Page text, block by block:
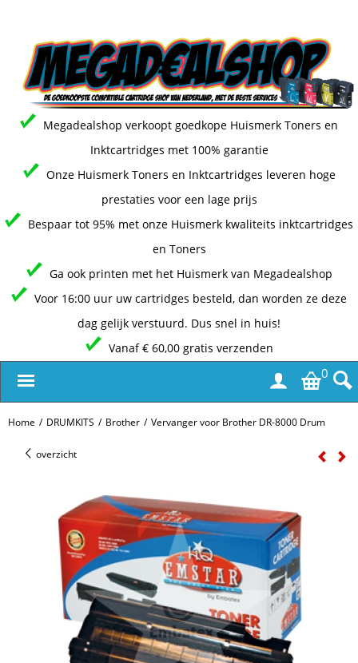
Megadealshop verkoopt goedkope Huismerk Toners en
Inktcartridges met 100% garantie
Onze Huismerk Toners en Inktcartridges leveren hoge
prestaties voor een lage prijs
Bespaar tot 95% met onze Huismerk kwaliteits inktcartridges
en Toners
Ga ook printen met het Huismerk van Megadealshop
Voor 16:00 uur uw cartridges besteld, dan worden ze deze
dag gelijk verstuurd. Dus snel in huis!
Vanaf € 60,00 gratis verzenden
0
Home / DRUMKITS / Brother / Vervanger voor Brother DR-8000 Drum
overzicht